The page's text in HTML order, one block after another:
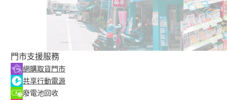
門市支援服務
網購取貨門市
共享行動電源
廢電池回收